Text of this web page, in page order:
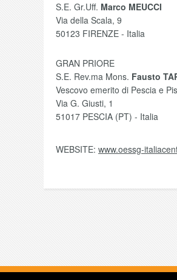
S.E. Gr.Uff. Marco MEUCCI
Via della Scala, 9
50123 FIRENZE - Italia
GRAN PRIORE
S.E. Rev.ma Mons. Fausto
Vescovo emerito di Pescia e
Via G. Giusti, 1
51017 PESCIA (PT) - Italia
WEBSITE: www.oessg-